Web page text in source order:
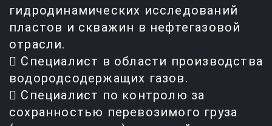
гидродинамических исследований
пластов и скважин в нефтегазовой
отрасли.
 Специалист в области производства
водородсодержащих газов.
 Специалист по контролю за
сохранностью перевозимого груза